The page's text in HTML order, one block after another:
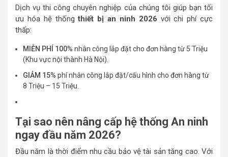
Dịch vụ thi công chuyên nghiệp của chúng tôi giúp bạn tối
ưu hóa hệ thốngthiết bị an ninh 2026 với chi phí cực
thấp:
MIỄN PHÍ 100% nhân công lắp đặt cho đơn hàng từ 5 Triệu
(Khu vực nội thành Hà Nội).
GIẢM 15% phí nhân công lắp đặt/cấu hình cho đơn hàng từ
8 Triệu – 15 Triệu.
Tại sao nên nâng cấp hệ thống An ninh
ngay đầu năm 2026?
Đầu năm là thời điểm nhu cầu bảo vệ tài sản tăng cao. Với